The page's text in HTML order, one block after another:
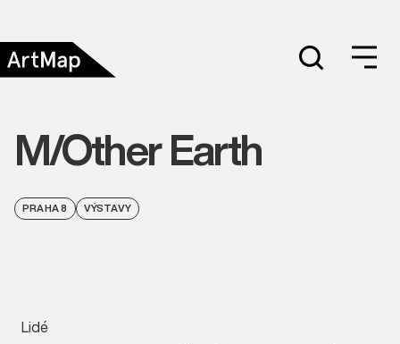
M/Other Earth
PRAHA 8 VÝSTAVY
Lidé